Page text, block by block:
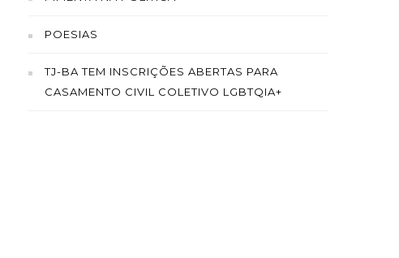
POESIAS
TJ-BA TEM INSCRIÇÕES ABERTAS PARA
CASAMENTO CIVIL COLETIVO LGBTQIA+